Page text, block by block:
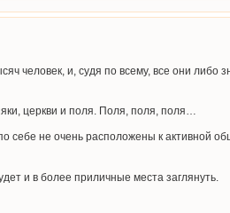
человек, и, судя по всему, все они либо
церкви и поля. Поля, поля, поля…
себе не очень расположены к активной
и в более приличные места заглянуть.